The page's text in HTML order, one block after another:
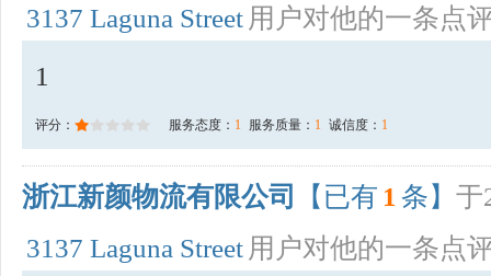
3137 Laguna Street 用户对他的一条点
1
评分： 服务态度： 1 服务质量： 1 诚信度： 1
浙江新颜物流有限公司 【已有 1 条】 于
3137 Laguna Street 用户对他的一条点